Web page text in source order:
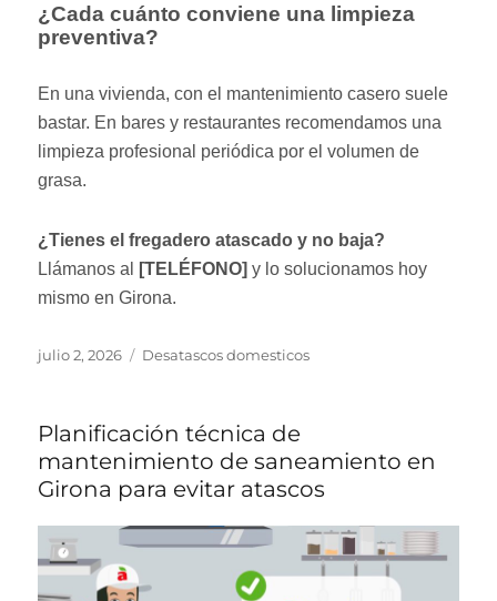
¿Cada cuánto conviene una limpieza
preventiva?
En una vivienda, con el mantenimiento casero suele
bastar. En bares y restaurantes recomendamos una
limpieza profesional periódica por el volumen de
grasa.
¿Tienes el fregadero atascado y no baja?
Llámanos al
[TELÉFONO] y lo solucionamos hoy
mismo en Girona.
Publicado
julio 2, 2026 Categorías
Desatascos domesticos
Planificación técnica de
mantenimiento de saneamiento en
Girona para evitar atascos